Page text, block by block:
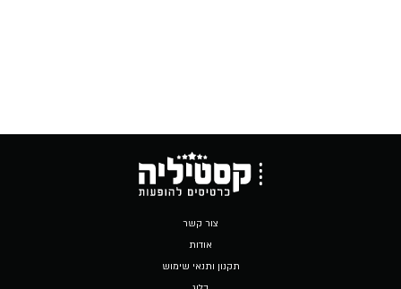
צור קשר
אודות
תקנון ותנאי שימוש